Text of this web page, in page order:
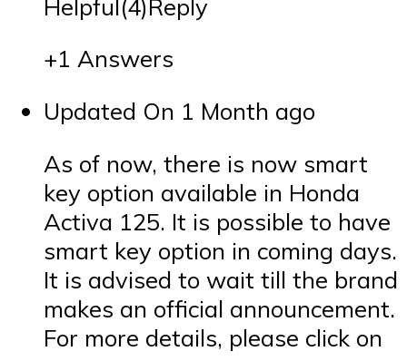
Helpful(4)Reply
+1 Answers
Updated On 1 Month ago
As of now, there is now smart
key option available in Honda
Activa 125. It is possible to have
smart key option in coming days.
It is advised to wait till the brand
makes an official announcement.
For more details, please click on